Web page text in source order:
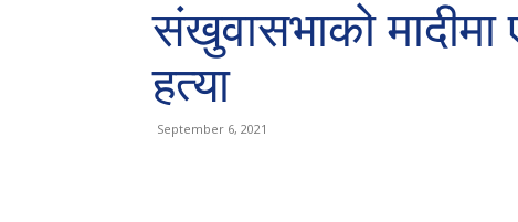
संखुवासभाको
हत्या
September 6, 2021